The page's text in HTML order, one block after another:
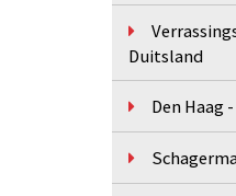
Duitsland
Den Haag